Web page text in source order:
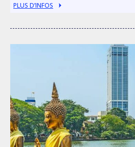
PLUS D’INFOS